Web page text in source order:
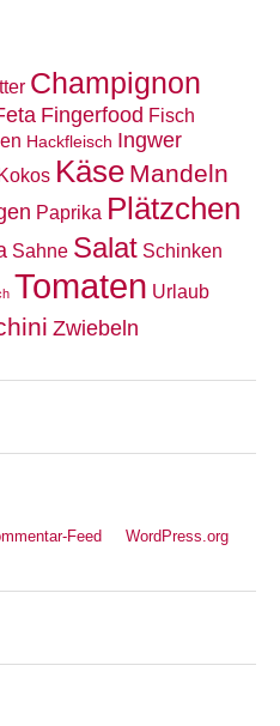
Champignon
Fingerfood Fisch
Hackfleisch Ingwer
Käse Mandeln
Paprika Plätzchen
Sahne Salat Schinken
Tomaten Urlaub
Zwiebeln
Feed WordPress.org